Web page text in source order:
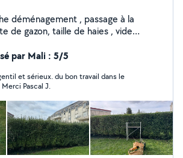
à la
de haies , vide
par Mali : 5/5
et sérieux. du bon travail dans le
Pascal J.